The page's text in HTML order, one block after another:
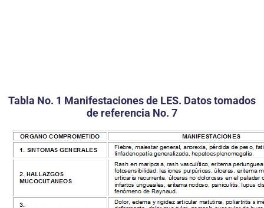
Tabla No. 1 Manifestaciones de LES. Datos tomados
de referencia No. 7